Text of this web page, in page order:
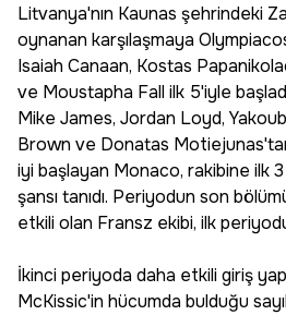
Litvanya'nın Kaunas şehrindeki
oynanan karşılaşmaya
Isaiah Canaan, Kostas
ve Moustapha Fall ilk 5'iyle
Mike James, Jordan Loyd,
Brown ve Donatas
iyi başlayan Monaco, rakibine ilk
şansı tanıdı. Periyodun son
etkili olan Fransz ekibi, ilk
İkinci periyoda daha etkili giriş
McKissic'in hücumda bulduğu